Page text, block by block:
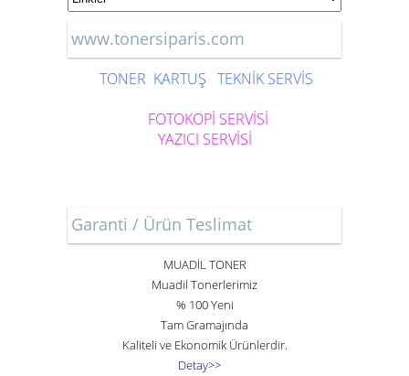
www.tonersiparis.com
TONER KARTUŞ TEKNİK SERVİS
FOTOKOPİ SERVİSİ
YAZICI SERVİSİ
Garanti / Ürün Teslimat
MUADİL TONER
Muadil Tonerlerimiz
% 100 Yeni
Tam Gramajında
Kaliteli ve Ekonomik Ürünlerdir.
Detay>>